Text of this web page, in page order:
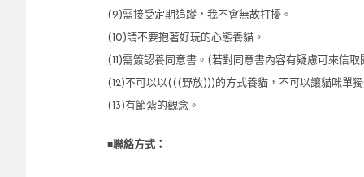
(9)需接受定期追蹤，我不會無故打擾。
(10)請不要抱著好玩的心態養貓。
(11)需簽認養同意書。(若對同意書內容有疑慮可來信取
(12)不可以以(((野放)))的方式養貓，不可以讓貓咪單獨
(13)有節紮的觀念。
■聯絡方式：